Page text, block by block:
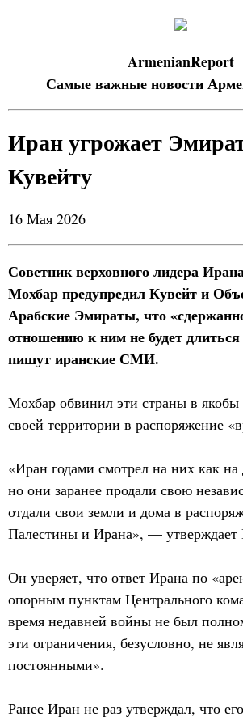
ArmenianReport
Самые важные новости
Иран угрожает
Кувейту
16 Мая 2026
Советник верховного лидера
Мохбар предупредил Кувейт и
Арабские Эмираты, что
отношению к ним не будет длиться
пишут иранские СМИ.
Мохбар обвинил эти страны в якобы
своей территории в распоряжение
«Иран годами смотрел на них как на
но они заранее продали свою
отдали свои земли и дома в
Палестины и Ирана», — утверждает
Он уверяет, что ответ Ирана по
опорным пунктам Центрального
время недавней войны не был
эти ограничения, безусловно, не
постоянными».
Ранее Иран не раз утверждал, что